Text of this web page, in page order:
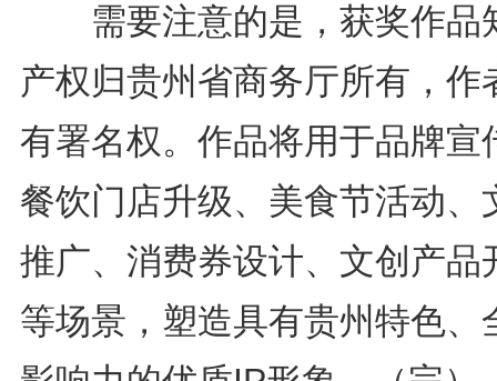
需要注意的是，获奖作品
产权归贵州省商务厅所有，作
有署名权。作品将用于品牌宣
餐饮门店升级、美食节活动、
推广、消费券设计、文创产品
等场景，塑造具有贵州特色、